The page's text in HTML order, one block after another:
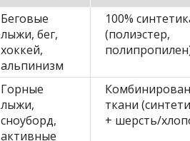
Беговые
лыжи, бег,
хоккей,
альпинизм
100%
(полиэстер,
Горные
лыжи,
сноуборд,
активные
ткани
+ шерсть/